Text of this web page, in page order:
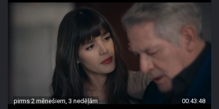
pirms 2 mēnešiem, 3 nedēļām 00:43:48